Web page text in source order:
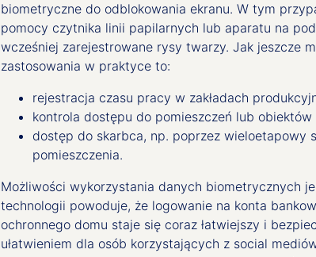
biometryczne do odblokowania ekranu. W tym
pomocy czytnika linii papilarnych lub aparatu na
wcześniej zarejestrowane rysy twarzy. Jak jeszcze
zastosowania w praktyce to:
rejestracja czasu pracy w zakładach
kontrola dostępu do pomieszczeń lub
dostęp do skarbca, np. poprzez wieloetapowy
pomieszczenia.
Możliwości wykorzystania danych biometrycznych
technologii powoduje, że logowanie na konta
ochronnego domu staje się coraz łatwiejszy i
ułatwieniem dla osób korzystających z social